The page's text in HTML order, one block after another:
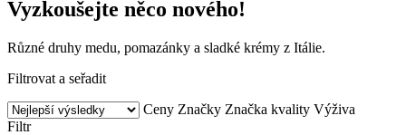
Vyzkoušejte něco nového!
Různé druhy medu, pomazánky a sladké krémy z Itálie.
Filtrovat a seřadit
Ceny Značky Značka kvality Výživa
Filtr